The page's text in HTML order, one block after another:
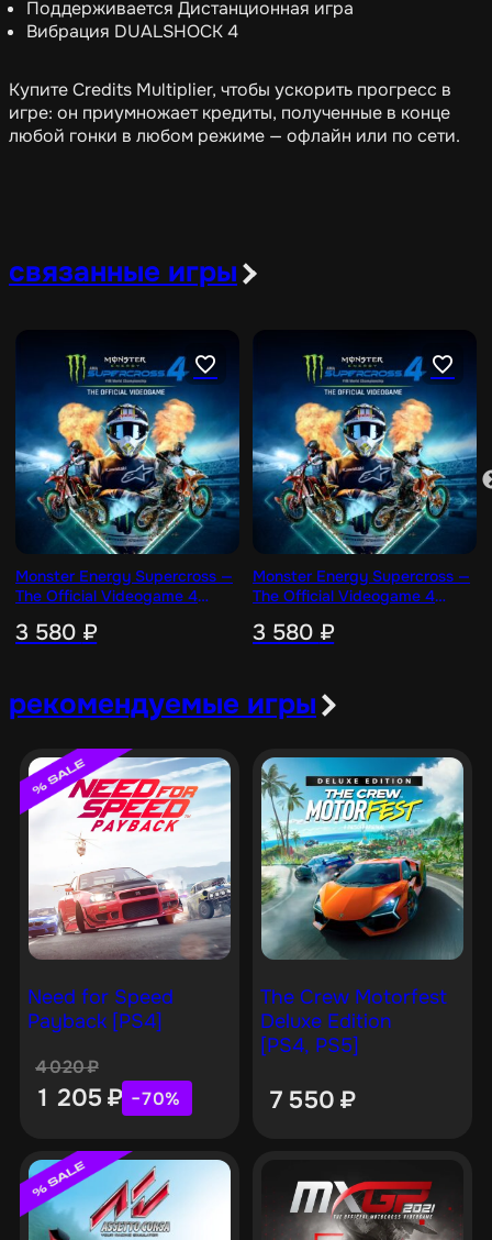
Поддерживается Дистанционная игра
Вибрация DUALSHOCK 4
Купите Credits Multiplier, чтобы ускорить прогресс в
игре: он приумножает кредиты, полученные в конце
любой гонки в любом режиме — офлайн или по сети.
связанные игры
Monster Energy Supercross —
The Official Videogame 4
3 580 ₽
Monster Energy Supercross —
The Official Videogame 4
3 580 ₽
рекомендуемые игры
Need for Speed
Payback [PS4]
4 020₽
1 205 ₽ −70%
The Crew Motorfest
Deluxe Edition
[PS4, PS5]
7 550 ₽